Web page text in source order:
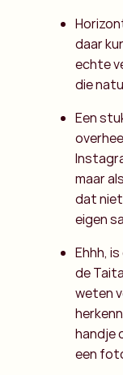
daar
echte
die
Een
maar
dat
eigen
Ehhh,
de
weten
handje
een